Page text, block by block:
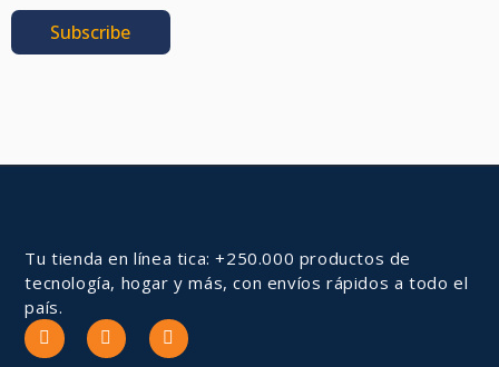
Subscribe
Tu tienda en línea tica: +250.000 productos de
tecnología, hogar y más, con envíos rápidos a todo el
país.